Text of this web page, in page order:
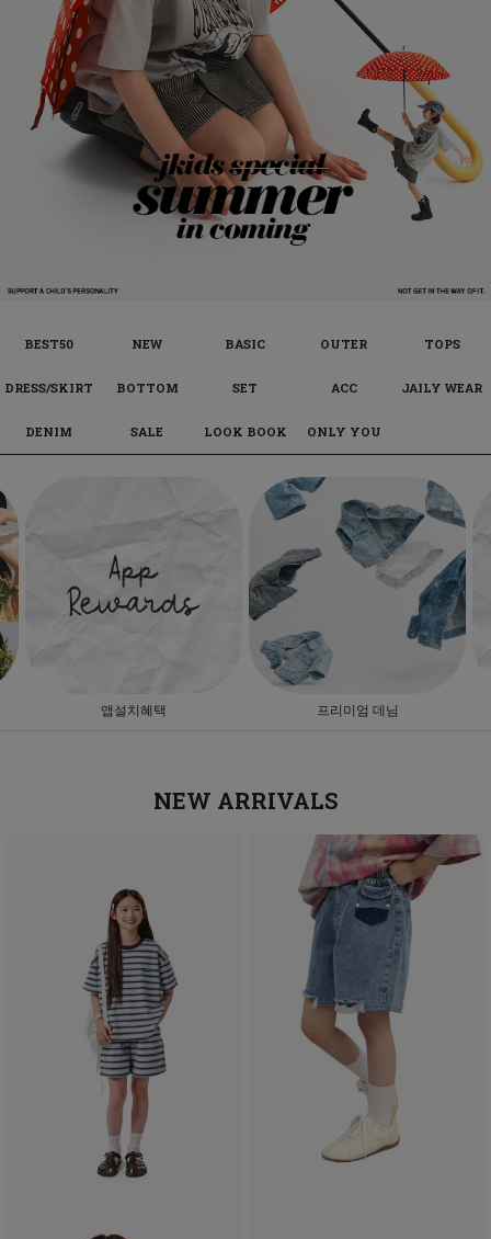
BEST50 NEW BASIC OUTER TOPS
DRESS/SKIRT BOTTOM SET ACC JAILY WEAR
DENIM SALE LOOK BOOK ONLY YOU
앱설치혜택 프리미엄 데님
NEW ARRIVALS